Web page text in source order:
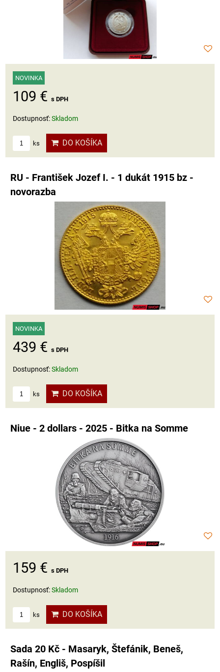
NOVINKA
109 € s DPH
Dostupnosť:Skladom
ks DO KOŠÍKA
RU - František Jozef I. - 1 dukát 1915 bz -
novorazba
NOVINKA
439 € s DPH
Dostupnosť:Skladom
ks DO KOŠÍKA
Niue - 2 dollars - 2025 - Bitka na Somme
159 € s DPH
Dostupnosť:Skladom
ks DO KOŠÍKA
Sada 20 Kč - Masaryk, Štefánik, Beneš,
Rašín, Engliš, Pospíšil